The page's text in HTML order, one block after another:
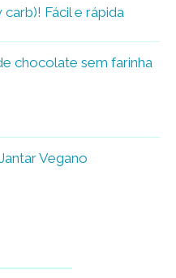
Fácil e rápida
chocolate sem farinha
Vegano